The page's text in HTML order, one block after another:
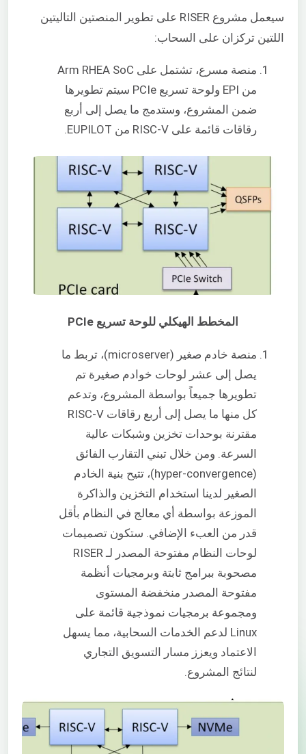
سيعمل مشروع RISER على تطوير المنصتين التاليتين
اللتين تركزان على السحاب:
منصة مسرع، تشتمل على Arm RHEA SoC
من EPI ولوحة تسريع PCIe سيتم تطويرها
ضمن المشروع، وستدمج ما يصل إلى أربع
رقاقات قائمة على RISC-V من EUPILOT.
المخطط الهيكلي للوحة تسريع PCIe
منصة خادم صغير (microserver)، تربط ما
يصل إلى عشر لوحات خوادم صغيرة تم
تطويرها جميعاً بواسطة المشروع، وتدعم
كل منها ما يصل إلى أربع رقاقات RISC-V
مقترنة بوحدات تخزين وشبكات عالية
السرعة. ومن خلال تبني التقارب الفائق
(hyper-convergence)، تتيح بنية الخادم
الصغير لدينا استخدام التخزين والذاكرة
الموزعة بواسطة أي معالج في النظام بأقل
قدر من العبء الإضافي. ستكون تصميمات
لوحات النظام مفتوحة المصدر لـ RISER
مصحوبة ببرامج ثابتة وبرمجيات أنظمة
مفتوحة المصدر منخفضة المستوى
ومجموعة برمجيات نموذجية قائمة على
Linux لدعم الخدمات السحابية، مما يسهل
الاعتماد ويعزز مسار التسويق التجاري
لنتائج المشروع.